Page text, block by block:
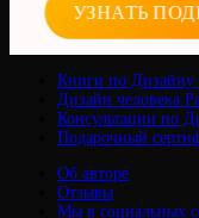
УЗНАТЬ
Книги по Дизайну
Дизайн человека
Консультации по
Подарочный
Об авторе
Отзывы
Мы в социальных